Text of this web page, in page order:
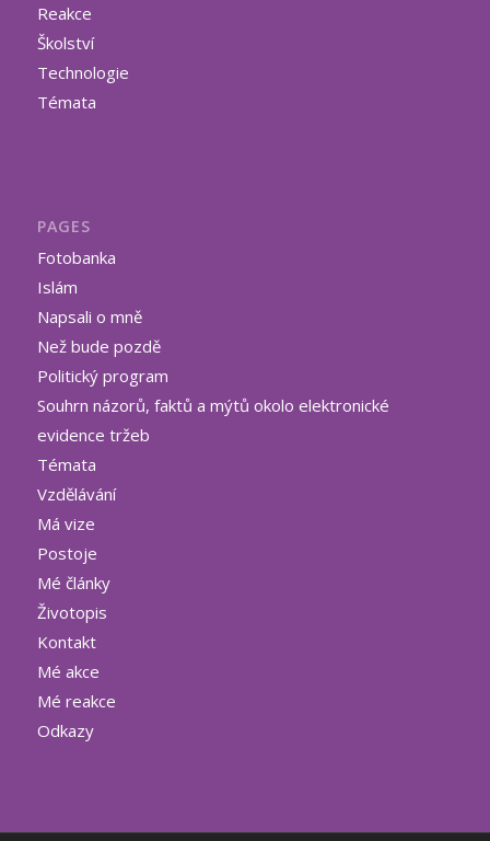
Reakce
Školství
Technologie
Témata
PAGES
Fotobanka
Islám
Napsali o mně
Než bude pozdě
Politický program
Souhrn názorů, faktů a mýtů okolo elektronické
evidence tržeb
Témata
Vzdělávání
Má vize
Postoje
Mé články
Životopis
Kontakt
Mé akce
Mé reakce
Odkazy